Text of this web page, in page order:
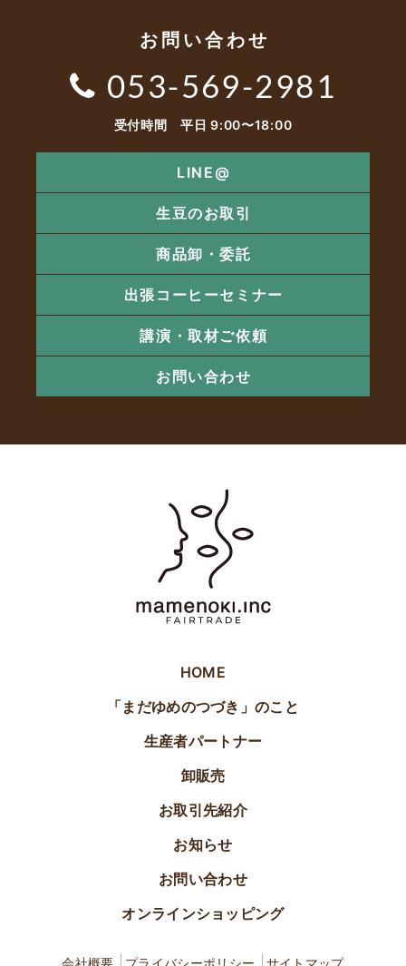
お問い合わせ
053-569-2981
受付時間 平日 9:00〜18:00
LINE@
生豆のお取引
商品卸・委託
出張コーヒーセミナー
講演・取材ご依頼
お問い合わせ
HOME
「まだゆめのつづき」のこと
生産者パートナー
卸販売
お取引先紹介
お知らせ
お問い合わせ
オンラインショッピング